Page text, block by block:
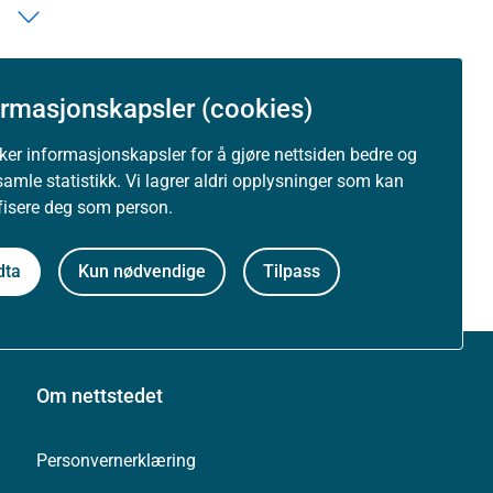
(cookies)
informasjonskapsler for å gjøre nettsiden bedre og
statistikk. Vi lagrer aldri opplysninger som kan
deg som person.
Kun nødvendige Tilpass
Om nettstedet
Personvernerklæring